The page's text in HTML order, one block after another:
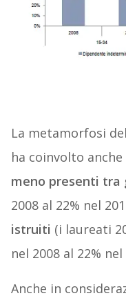
La metamorfosi
ha coinvolto
meno presenti tra
2008 al 22% nel
istruiti (i laureati
nel 2008 al 22% nel
Anche in